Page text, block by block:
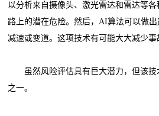
以分析来自摄像头、激光雷达和雷达等
路上的潜在危险。然后，AI算法可以做
减速或变道。这项技术有可能大大减少事
虽然风险评估具有巨大潜力，但该技
之一。